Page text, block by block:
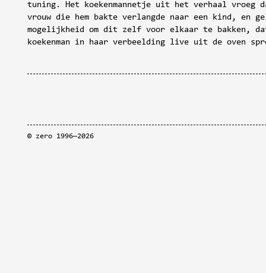
tuning. Het koekenmannetje uit het verhaal vroeg
vrouw die hem bakte verlangde naar een kind, en
mogelijkheid om dit zelf voor elkaar te bakken,
koekenman in haar verbeelding live uit de oven
© zero 1996—2026